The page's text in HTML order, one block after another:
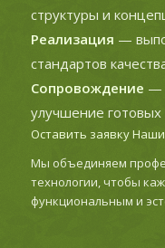
структуры и
Реализация —
стандартов
Сопровождение —
улучшение
Оставить заявку
Мы объединяем
технологии, чтобы
функциональным и